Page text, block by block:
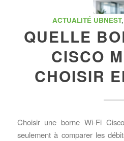
ACTUALITÉ UBNEST,
QUELLE
CISCO
CHOISIR
Choisir une borne Wi-Fi
seulement à comparer les